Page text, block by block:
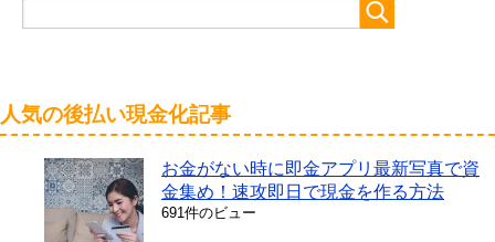
人気の後払い現金化記事
お金がない時に即金アプリ最新写真で資
金集め！速攻即日で現金を作る方法
691件のビュー